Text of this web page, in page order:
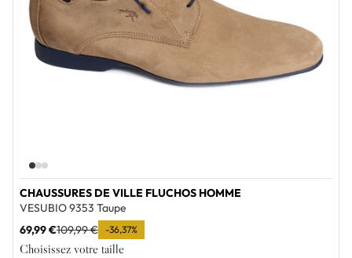
CHAUSSURES DE VILLE FLUCHOS HOMME
VESUBIO 9353 Taupe
69,99 €109,99 € -36,37%
Choisissez votre taille